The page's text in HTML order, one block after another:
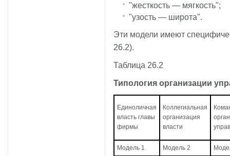
"жесткость — мягкость";
"узость — широта".
Эти модели имеют
26.2).
Таблица 26.2
Типология организации
Единоличная
власть главы
фирмы
Коллегиальная
организация
власти
Модель 1 Модель 2